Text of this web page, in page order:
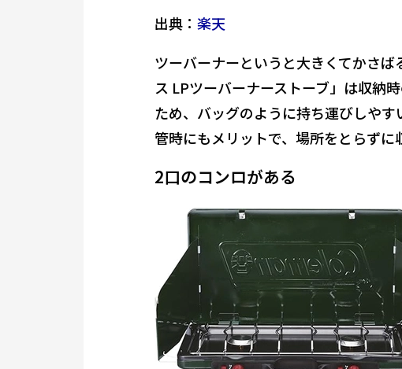
出典： 楽天
ツーバーナーというと大きくてかさ
ス LPツーバーナーストーブ」は収納
ため、バッグのように持ち運びしや
管時にもメリットで、場所をとらずに
2口のコンロがある